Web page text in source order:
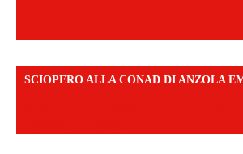
SCIOPERO ALLA CONAD DI ANZOLA